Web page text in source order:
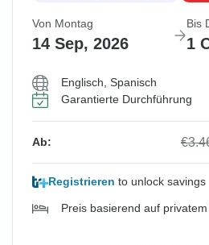
Von Montag
14 Sep, 2026
Bis
1
Englisch, Spanisch
Garantierte Durchführung
Ab:
Registrieren to unlock savings
Preis basierend auf